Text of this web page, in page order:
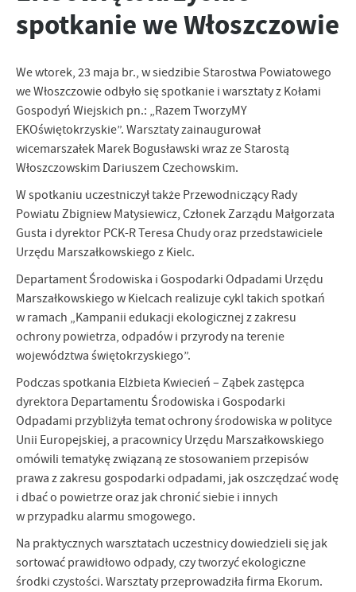
spotkanie we Włoszczowie
We wtorek, 23 maja br., w siedzibie Starostwa Powiatowego
we Włoszczowie odbyło się spotkanie i warsztaty z Kołami
Gospodyń Wiejskich pn.: „Razem TworzyMY
EKOświętokrzyskie”. Warsztaty zainaugurował
wicemarszałek Marek Bogusławski wraz ze Starostą
Włoszczowskim Dariuszem Czechowskim.
W spotkaniu uczestniczył także Przewodniczący Rady
Powiatu Zbigniew Matysiewicz, Członek Zarządu Małgorzata
Gusta i dyrektor PCK-R Teresa Chudy oraz przedstawiciele
Urzędu Marszałkowskiego z Kielc.
Departament Środowiska i Gospodarki Odpadami Urzędu
Marszałkowskiego w Kielcach realizuje cykl takich spotkań
w ramach „Kampanii edukacji ekologicznej z zakresu
ochrony powietrza, odpadów i przyrody na terenie
województwa świętokrzyskiego”.
Podczas spotkania Elżbieta Kwiecień – Ząbek zastępca
dyrektora Departamentu Środowiska i Gospodarki
Odpadami przybliżyła temat ochrony środowiska w polityce
Unii Europejskiej, a pracownicy Urzędu Marszałkowskiego
omówili tematykę związaną ze stosowaniem przepisów
prawa z zakresu gospodarki odpadami, jak oszczędzać wodę
i dbać o powietrze oraz jak chronić siebie i innych
w przypadku alarmu smogowego.
Na praktycznych warsztatach uczestnicy dowiedzieli się jak
sortować prawidłowo odpady, czy tworzyć ekologiczne
środki czystości. Warsztaty przeprowadziła firma Ekorum.
zapamiętanie wprowadzonych przez Ciebie ustawień oraz
personalizację określonych funkcjonalności czy prezentowanych
treści.
korzystania z funkcjonalności naszej strony poprzez dopasowanie
jej do Twoich indywidualnych preferencji. Wyrażenie zgody na
funkcjonalne i personalizacyjne pliki cookies gwarantuje
dostępność większej ilości funkcji na stronie.
Więcej
Analityczne
Analityczne pliki cookies pomagają nam rozwijać się i
dostosowywać do Twoich potrzeb.
Cookies analityczne pozwalają na uzyskanie informacji w zakresie
wykorzystywania witryny internetowej, miejsca oraz częstotliwości,
z jaką odwiedzane są nasze serwisy www. Dane pozwalają nam na
ocenę naszych serwisów internetowych pod względem ich
popularności wśród użytkowników. Zgromadzone informacje są
przetwarzane w formie zanonimizowanej. Wyrażenie zgody na
analityczne pliki cookies gwarantuje dostępność wszystkich
funkcjonalności.
Reklamowe
Dzięki reklamowym plikom cookies prezentujemy Ci najciekawsze
informacje i aktualności na stronach naszych partnerów.
Promocyjne pliki cookies służą do prezentowania Ci naszych
komunikatów na podstawie analizy Twoich upodobań oraz Twoich
zwyczajów dotyczących przeglądanej witryny internetowej. Treści
promocyjne mogą pojawić się na stronach podmiotów trzecich lub
firm będących naszymi partnerami oraz innych dostawców usług.
Firmy te działają w charakterze pośredników prezentujących nasze
treści w postaci wiadomości, ofert, komunikatów mediów
społecznościowych.
Więcej